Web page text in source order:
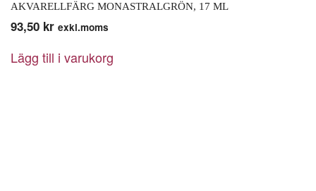
AKVARELLFÄRG MONASTRALGRÖN, 17 ML
93,50 kr exkl.moms
Lägg till i varukorg